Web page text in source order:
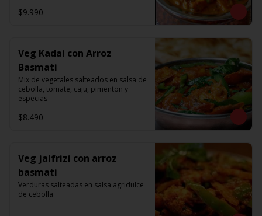
$9.990
Veg Kadai con Arroz
Basmati
Mix de vegetales salteados en salsa de
cebolla, tomate, caju, pimenton y
especias
$8.490
Veg jalfrizi con arroz
basmati
Verduras salteadas en salsa agridulce
de cebolla